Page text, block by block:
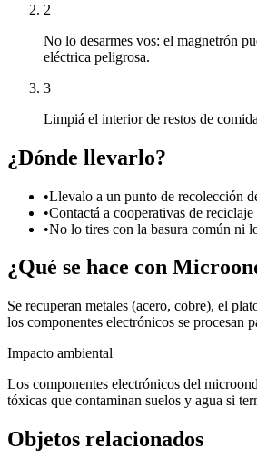
2
No lo desarmes vos: el magnetrón
eléctrica peligrosa.
3
Limpiá el interior de restos de
¿Dónde llevarlo?
•Llevalo a un punto de recolección
•Contactá a cooperativas de
•No lo tires con la basura común ni
¿Qué se hace con
Se recuperan metales (acero, cobre), el
los componentes electrónicos se procesan
Impacto ambiental
Los componentes electrónicos del
tóxicas que contaminan suelos y agua si
Objetos relacionados